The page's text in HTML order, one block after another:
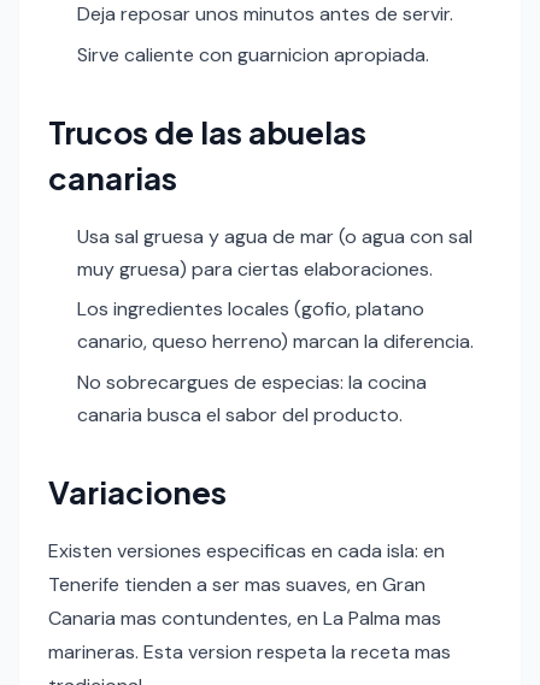
Deja reposar unos minutos antes de servir.
Sirve caliente con guarnicion apropiada.
Trucos de las abuelas
canarias
Usa sal gruesa y agua de mar (o agua con sal
muy gruesa) para ciertas elaboraciones.
Los ingredientes locales (gofio, platano
canario, queso herreno) marcan la diferencia.
No sobrecargues de especias: la cocina
canaria busca el sabor del producto.
Variaciones
Existen versiones especificas en cada isla: en
Tenerife tienden a ser mas suaves, en Gran
Canaria mas contundentes, en La Palma mas
marineras. Esta version respeta la receta mas